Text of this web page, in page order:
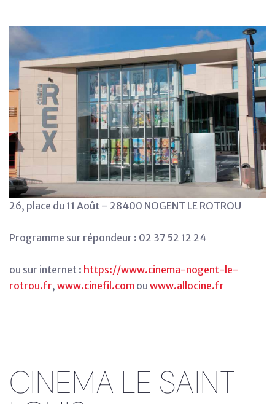
26, place du 11 Août – 28400 NOGENT LE ROTROU
Programme sur répondeur : 02 37 52 12 24
ou sur internet : https://www.cinema-nogent-le-
rotrou.fr, www.cinefil.com ou www.allocine.fr
CINEMA LE SAINT